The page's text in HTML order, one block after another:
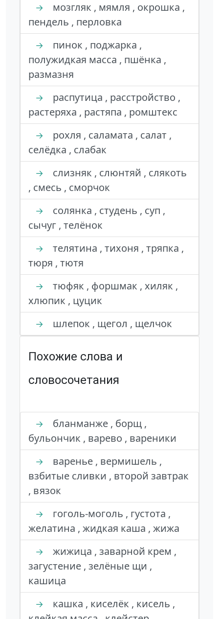
→
мозгляк , мямля , окрошка ,
пендель , перловка
→
пинок , поджарка ,
полужидкая масса , пшёнка ,
размазня
→
распутица , расстройство ,
растеряха , растяпа , ромштекс
→
рохля , саламата , салат ,
селёдка , слабак
→
слизняк , слюнтяй , слякоть
, смесь , сморчок
→
солянка , студень , суп ,
сычуг , телёнок
→
телятина , тихоня , тряпка ,
тюря , тютя
→
тюфяк , форшмак , хиляк ,
хлюпик , цуцик
→ шлепок , щегол , щелчок
Похожие слова и
словосочетания
→
бланманже , борщ ,
бульончик , варево , вареники
→
варенье , вермишель ,
взбитые сливки , второй завтрак
, вязок
→
гоголь-моголь , густота ,
желатина , жидкая каша , жижа
→
жижица , заварной крем ,
загустение , зелёные щи ,
кашица
→
кашка , киселёк , кисель ,